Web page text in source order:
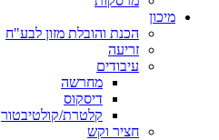
מיכון
הכנת והובלת מזון לבע"ח
זריעה
עיבודים
מחרשה
דיסקוס
קלטרת/קולטיבטור
חציר וקש